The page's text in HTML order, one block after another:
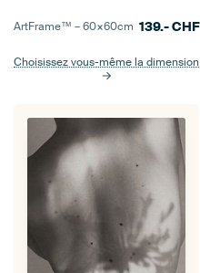
ArtFrame™ –60×60cm 139.-CHF
Choisissez vous-même la dimension